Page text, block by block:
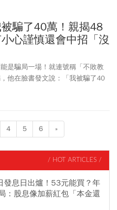
騙了40萬！親揭48
心謹慎還會中招「沒
是騙局一場！就連號稱「不敗教
他在臉書發文說：「我被騙了40
發文透露，以前的學生打電話給
有人跟你借醫藥費，你可以直接
實上，針對親友借錢詐騙案件，
4 5 6 »
/ HOT ARTICLES /
息日出爐！53元能買？年
：股息像加薪紅包「本金還